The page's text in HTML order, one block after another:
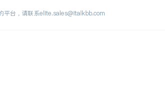
平台，请联系elite.sales@italkbb.com